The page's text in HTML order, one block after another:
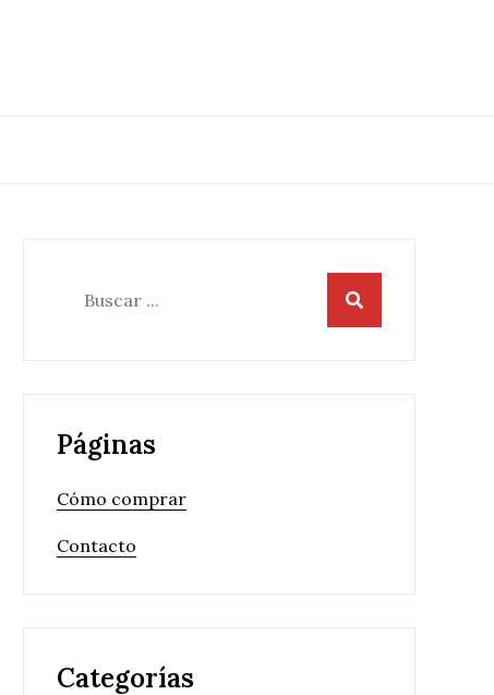
Páginas
Cómo comprar
Contacto
Categorías